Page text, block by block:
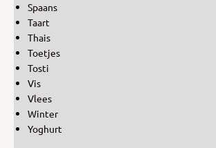
Spaans
Taart
Thais
Toetjes
Tosti
Vis
Vlees
Winter
Yoghurt